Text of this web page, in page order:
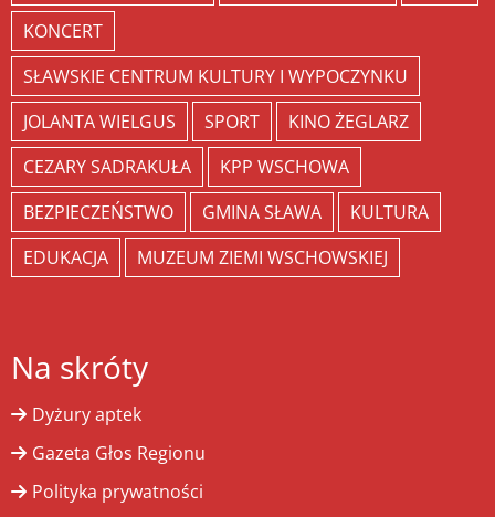
KONCERT
SŁAWSKIE CENTRUM KULTURY I WYPOCZYNKU
JOLANTA WIELGUS
SPORT
KINO ŻEGLARZ
CEZARY SADRAKUŁA
KPP WSCHOWA
BEZPIECZEŃSTWO
GMINA SŁAWA
KULTURA
EDUKACJA
MUZEUM ZIEMI WSCHOWSKIEJ
Na skróty
Dyżury aptek
Gazeta Głos Regionu
Polityka prywatności